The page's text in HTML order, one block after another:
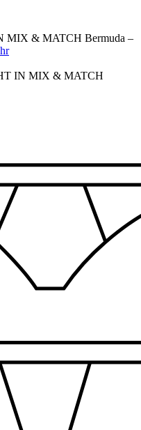
MIX & MATCH Bermuda –
IN MIX & MATCH